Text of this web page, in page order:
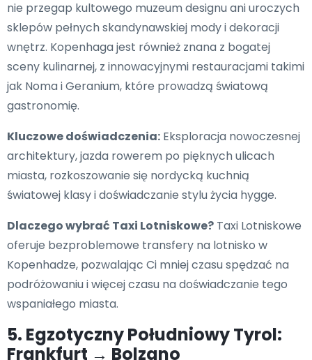
nie przegap kultowego muzeum designu ani uroczych
sklepów pełnych skandynawskiej mody i dekoracji
wnętrz. Kopenhaga jest również znana z bogatej
sceny kulinarnej, z innowacyjnymi restauracjami takimi
jak Noma i Geranium, które prowadzą światową
gastronomię.
Kluczowe doświadczenia: Eksploracja nowoczesnej
architektury, jazda rowerem po pięknych ulicach
miasta, rozkoszowanie się nordycką kuchnią
światowej klasy i doświadczanie stylu życia hygge.
Dlaczego wybrać Taxi Lotniskowe? Taxi Lotniskowe
oferuje bezproblemowe transfery na lotnisko w
Kopenhadze, pozwalając Ci mniej czasu spędzać na
podróżowaniu i więcej czasu na doświadczanie tego
wspaniałego miasta.
5. Egzotyczny Południowy Tyrol:
Frankfurt → Bolzano